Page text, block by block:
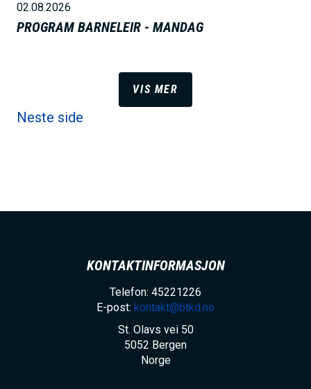
02.08.2026
PROGRAM BARNELEIR - MANDAG
VIS MER
Neste side
KONTAKTINFORMASJON
Telefon: 45221226
E-post: kontakt@btkd.no
St. Olavs vei 50
5052 Bergen
Norge